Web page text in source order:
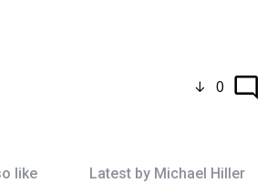
0
like Latest by Michael Hiller